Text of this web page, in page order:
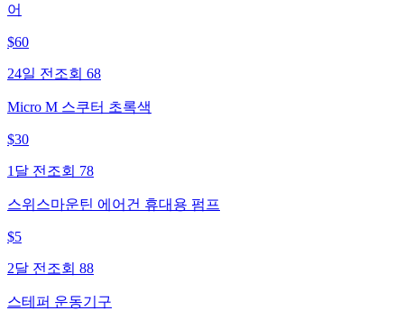
어
$60
24일 전 조회 68
Micro M 스쿠터 초록색
$30
1달 전 조회 78
스위스마운틴 에어건 휴대용 펌프
$5
2달 전 조회 88
스테퍼 운동기구